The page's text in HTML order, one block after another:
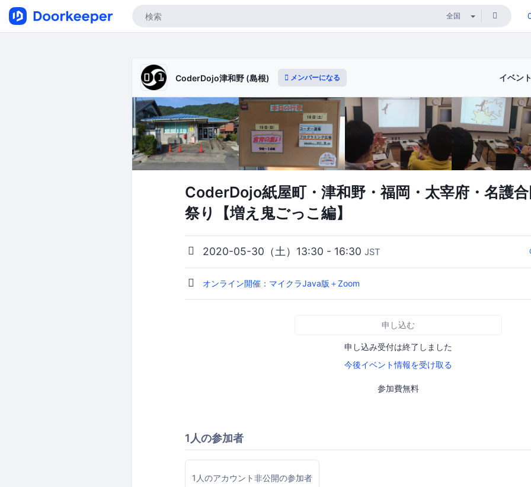
CoderDojo津和野 (島根) メンバーになる イベント
CoderDojo紙屋町・津和野・福岡・太宰府・名護
祭り【増え鬼ごっこ編】
2020-05-30（土）13:30 - 16:30 JST
オンライン開催：マイクラJava版＋Zoom
申し込む
申し込み受付は終了しました
今後イベント情報を受け取る
参加費無料
1人の参加者
1人のアカウント非公開の参加者